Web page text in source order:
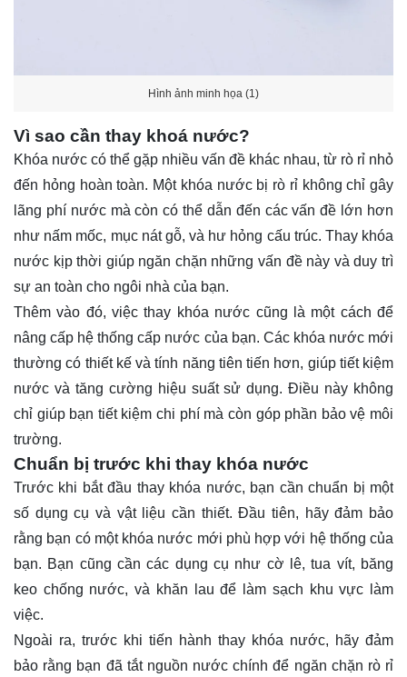
Hình ảnh minh họa (1)
Vì sao cần thay khoá nước?
Khóa nước có thể gặp nhiều vấn đề khác nhau, từ rò rỉ nhỏ
đến hỏng hoàn toàn. Một khóa nước bị rò rỉ không chỉ gây
lãng phí nước mà còn có thể dẫn đến các vấn đề lớn hơn
như nấm mốc, mục nát gỗ, và hư hỏng cấu trúc. Thay khóa
nước kịp thời giúp ngăn chặn những vấn đề này và duy trì
sự an toàn cho ngôi nhà của bạn.
Thêm vào đó, việc thay khóa nước cũng là một cách để
nâng cấp hệ thống cấp nước của bạn. Các khóa nước mới
thường có thiết kế và tính năng tiên tiến hơn, giúp tiết kiệm
nước và tăng cường hiệu suất sử dụng. Điều này không
chỉ giúp bạn tiết kiệm chi phí mà còn góp phần bảo vệ môi
trường.
Chuẩn bị trước khi thay khóa nước
Trước khi bắt đầu thay khóa nước, bạn cần chuẩn bị một
số dụng cụ và vật liệu cần thiết. Đầu tiên, hãy đảm bảo
rằng bạn có một khóa nước mới phù hợp với hệ thống của
bạn. Bạn cũng cần các dụng cụ như cờ lê, tua vít, băng
keo chống nước, và khăn lau để làm sạch khu vực làm
việc.
Ngoài ra, trước khi tiến hành thay khóa nước, hãy đảm
bảo rằng bạn đã tắt nguồn nước chính để ngăn chặn rò rỉ